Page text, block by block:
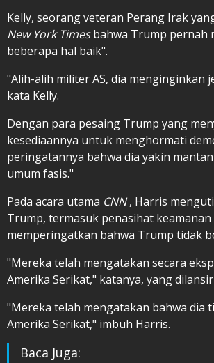
Kelly, seorang veteran Perang Irak
New York Timesbahwa Trump pernah
beberapa hal baik".
"Alih-alih militer AS, dia menginginkan
kata Kelly.
Dengan para pesaing Trump yang
kesediaannya untuk menghormati
peringatannya bahwa dia yakin
umum fasis."
Pada acara utama CNN, Harris
Trump, termasuk penasihat
memperingatkan bahwa Trump tidak
"Mereka telah mengatakan secara
Amerika Serikat," katanya, yang dilansir
"Mereka telah mengatakan bahwa dia
Amerika Serikat," imbuh Harris.
Baca Juga: